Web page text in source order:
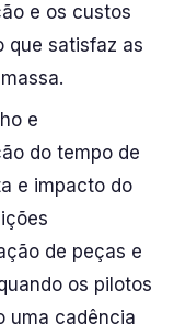
e os custos
que satisfaz as
e
do tempo de
e impacto do
de peças e
os pilotos
uma cadência